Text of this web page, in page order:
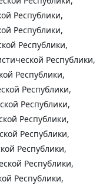
Республики,
Республики,
Республики,
Республики,
Республики,
Республики,
Республики,
Республики,
Республики,
Республики,
Республики,
Республики,